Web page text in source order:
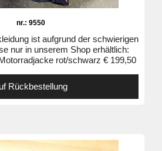
nr.: 9550
ist aufgrund der schwierigen
nur in unserem Shop erhältlich:
rot/schwarz € 199,50
Rückbestellung